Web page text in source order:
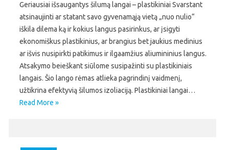
Geriausiai išsaugantys šilumą langai – plastikiniai Svarstant
atsinaujinti ar statant savo gyvenamąją vietą „nuo nulio“
iškila dilema ką ir kokius langus pasirinkus, ar įsigyti
ekonomiškus plastikinius, ar brangius bet jaukius medinius
ar išvis nusipirkti patikimus ir ilgaamžius aliumininius langus.
Atsakymo beieškant siūlome susipažinti su plastikiniais
langais. Šio lango rėmas atlieka pagrindinį vaidmenį,
užtikrina efektyvią šilumos izoliaciją. Plastikiniai langai…
Read More »